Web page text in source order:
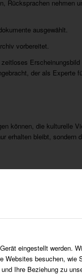
eingestellt werden.
Websites besuchen, wie
Ihre Beziehung zu
Rücksprachen nehmen
ausgewählt.
vorbereitet.
der als Experte
können, die kulturelle
erhalten bleibt, sondern